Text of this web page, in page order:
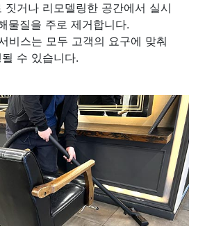
짓거나 리모델링한 공간에서 실시
물질을 주로 제거합니다.
비스는 모두 고객의 요구에 맞춰
수 있습니다.